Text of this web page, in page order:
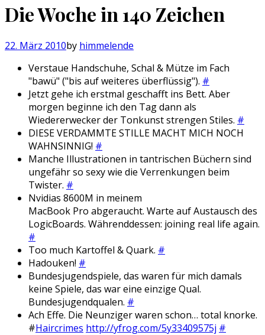
Die Woche in 140 Zeichen
22. März 2010by himmelende
Verstaue Handschuhe, Schal & Mütze im Fach
"bawü" ("bis auf weiteres überflüssig"). #
Jetzt gehe ich erstmal geschafft ins Bett. Aber
morgen beginne ich den Tag dann als
Wiedererwecker der Tonkunst strengen Stiles. #
DIESE VERDAMMTE STILLE MACHT MICH NOCH
WAHNSINNIG! #
Manche Illustrationen in tantrischen Büchern sind
ungefähr so sexy wie die Verrenkungen beim
Twister. #
Nvidias 8600M in meinem
MacBook Pro abgeraucht. Warte auf Austausch des
LogicBoards. Währenddessen: joining real life again.
#
Too much Kartoffel & Quark. #
Hadouken! #
Bundesjugendspiele, das waren für mich damals
keine Spiele, das war eine einzige Qual.
Bundesjugendqualen. #
Ach Effe. Die Neunziger waren schon… total knorke.
#Haircrimes http://yfrog.com/5y33409575j #